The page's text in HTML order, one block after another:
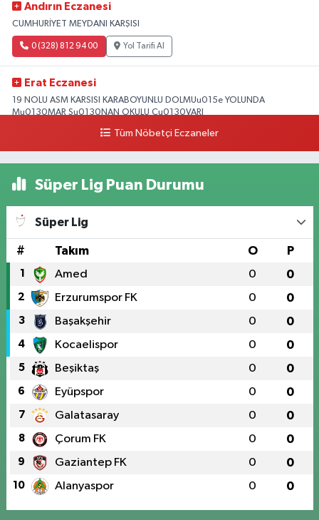
Andırın Eczanesi
CUMHURİYET MEYDANI KARŞISI
0 (328) 812 94 00 Yol Tarifi Al
Erat Eczanesi
19 NOLU ASM KARSISI KARABOYUNLU DOLMUu015e YOLUNDA
Mu0130MAR Su0130NAN OKULU Cu0130VARI
Yol Tarifi Al
Tüm Nöbetçi Eczaneler
Süper Lig Puan Durumu
Süper Lig
# Takım O P
1 Amed 0 0
2 Erzurumspor FK 0 0
3 Başakşehir 0 0
4 Kocaelispor 0 0
5 Beşiktaş 0 0
6 Eyüpspor 0 0
7 Galatasaray 0 0
8 Çorum FK 0 0
9 Gaziantep FK 0 0
10 Alanyaspor 0 0